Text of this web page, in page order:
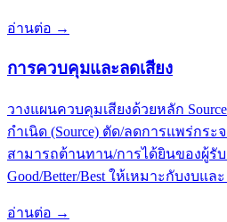
อ่านต่อ →
การควบคุมและลดเสียง
วางแผนควบคุมเสียงด้วยหลัก
กำเนิด (Source) ตัด/ลดการแพร่กระ
สามารถต้านทาน/การได้ยินของผู้รับ
Good/Better/Best ให้เหมาะกับงบแล
อ่านต่อ →